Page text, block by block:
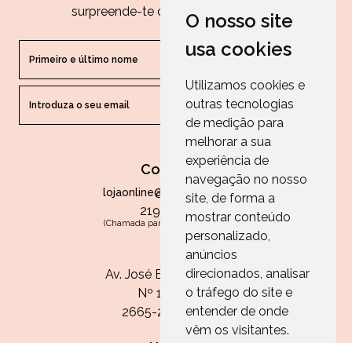
O nosso site
usa cookies
Utilizamos cookies e
outras tecnologias
de medição para
melhorar a sua
experiência de
navegação no nosso
site, de forma a
mostrar conteúdo
personalizado,
anúncios
direcionados, analisar
o tráfego do site e
entender de onde
vêm os visitantes.
surpreende-te com as nossas dicas.
ENVIAR
Contactos
lojaonline@paperandarts.pt
219 862 836
(Chamada para a rede fixa nacional)
Loja
Av. José Batista Antunes
Nº 11, Loja 10
2665-236 Malveira